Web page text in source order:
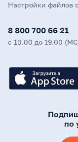
Настройки файлов
8 800 700 66 21
с 10.00 до 19.00
по